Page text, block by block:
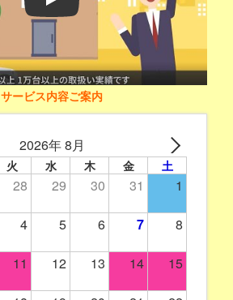
Play
サービス内容ご案内
2026年 8月
火 水 木 金 土
28 29 30 31 1
4 5 6 7 8
11 12 13 14 15